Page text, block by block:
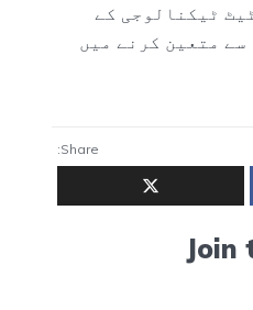
ٹیکنالوجی کے
متعین کرنے میں
Share:
Join